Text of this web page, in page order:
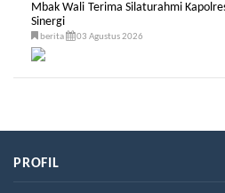
Mbak Wali Terima Silaturahmi
Sinergi
berita 03 Agustus 2026
PROFIL